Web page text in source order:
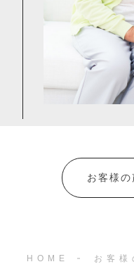
お客様の
HOME お客様